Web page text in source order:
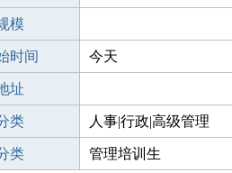
模
时间 今天
址
类 人事|行政|高级管理
类 管理培训生